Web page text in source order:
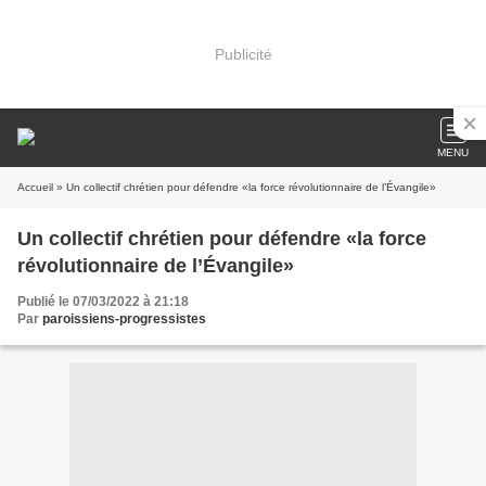
Publicité
MENU
Accueil » Un collectif chrétien pour défendre «la force révolutionnaire de l’Évangile»
Un collectif chrétien pour défendre «la force
révolutionnaire de l’Évangile»
Publié le 07/03/2022 à 21:18
Par paroissiens-progressistes